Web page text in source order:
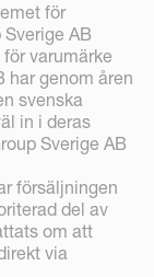
för
AB
varumärke
har genom åren
svenska
in i deras
Sverige AB
försäljningen
del av
om att
via